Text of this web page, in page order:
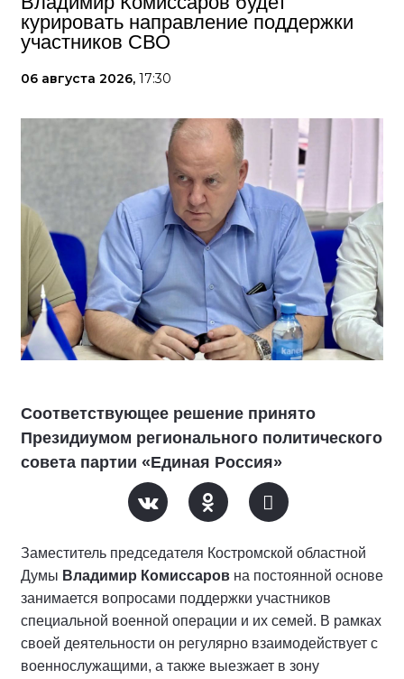
курировать направление поддержки
участников СВО
06 августа 2026, 17:30
Соответствующее решение принято
Президиумом регионального политического
совета партии «Единая Россия»
Заместитель председателя Костромской областной
Думы Владимир Комиссаров на постоянной основе
занимается вопросами поддержки участников
специальной военной операции и их семей. В рамках
своей деятельности он регулярно взаимодействует с
военнослужащими, а также выезжает в зону